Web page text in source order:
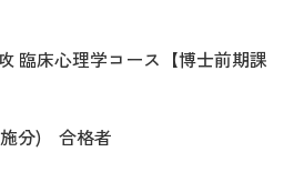
臨床心理学コース【博士前期課
施分) 合格者